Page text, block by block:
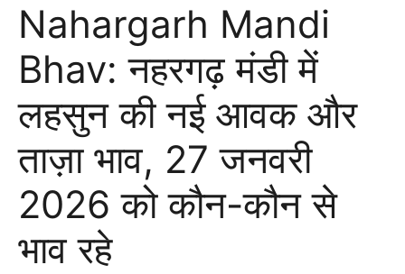
Nahargarh Mandi
Bhav: नहरगढ़ मंडी में
लहसुन की नई आवक और
ताज़ा भाव, 27 जनवरी
2026 को कौन-कौन से
भाव रहे